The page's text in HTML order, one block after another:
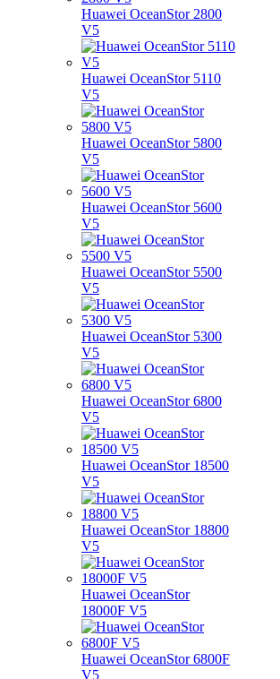
Huawei OceanStor 2800
V5
Huawei OceanStor 5110
V5
Huawei OceanStor 5800
V5
Huawei OceanStor 5600
V5
Huawei OceanStor 5500
V5
Huawei OceanStor 5300
V5
Huawei OceanStor 6800
V5
Huawei OceanStor 18500
V5
Huawei OceanStor 18800
V5
Huawei OceanStor
18000F V5
Huawei OceanStor 6800F
V5